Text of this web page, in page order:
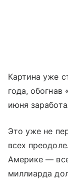
Картина уже
года, обогнав
июня
Это уже не
всех
Америке —
миллиарда